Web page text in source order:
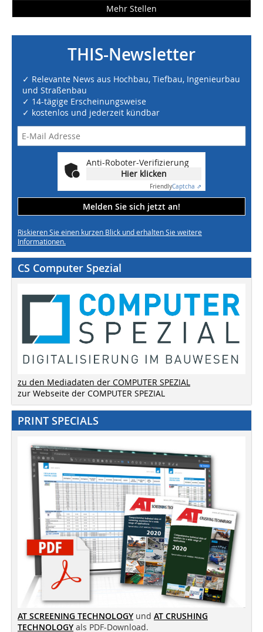
Mehr Stellen
THIS-Newsletter
✓ Relevante News aus Hochbau, Tiefbau, Ingenieurbau
und Straßenbau
✓ 14-tägige Erscheinungsweise
✓ kostenlos und jederzeit kündbar
Anti-Roboter-Verifizierung
Hier klicken
FriendlyCaptcha ⇗
Melden Sie sich jetzt an!
Riskieren Sie einen kurzen Blick und erhalten Sie weitere
Informationen.
CS Computer Spezial
zu den Mediadaten der COMPUTER SPEZIAL
zur Webseite der COMPUTER SPEZIAL
PRINT SPECIALS
AT SCREENING TECHNOLOGY und AT CRUSHING
TECHNOLOGY als PDF-Download.